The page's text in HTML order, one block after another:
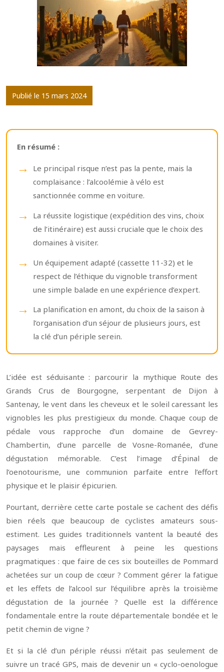
Publié le 15 mars 2024
En résumé :
Le principal risque n’est pas la pente, mais la
complaisance : l’alcoolémie à vélo est
sanctionnée comme en voiture.
La réussite logistique (expédition des vins, choix
de l’itinéraire) est aussi cruciale que le choix des
domaines à visiter.
Un équipement adapté (cassette 11-32) et le
respect de l’éthique du vignoble transforment
une simple balade en une expérience d’expert.
La planification en amont, du choix de la saison à
l’organisation d’un séjour de plusieurs jours, est
la clé d’un périple serein.
L’idée est séduisante : parcourir la mythique Route des
Grands Crus de Bourgogne, serpentant de Dijon à
Santenay, le vent dans les cheveux et le soleil caressant les
vignobles les plus prestigieux du monde. Chaque coup de
pédale vous rapproche d’un domaine de Gevrey-
Chambertin, d’une parcelle de Vosne-Romanée, d’une
dégustation mémorable. C’est l’image d’Épinal de
l’oenotourisme, une communion parfaite entre l’effort
physique et le plaisir épicurien.
Pourtant, derrière cette carte postale se cachent des défis
bien réels que beaucoup de cyclistes amateurs sous-
estiment. Les guides traditionnels vantent la beauté des
paysages mais effleurent à peine les questions
pragmatiques : que faire de ces six bouteilles de Pommard
achetées sur un coup de cœur ? Comment gérer la fatigue
et les effets de l’alcool sur l’équilibre après la troisième
dégustation de la journée ? Quelle est la différence
fondamentale entre la route départementale bondée et le
petit chemin de vigne ?
Et si la clé d’un périple réussi n’était pas seulement de
suivre un tracé GPS, mais de devenir un « cyclo-oenologue